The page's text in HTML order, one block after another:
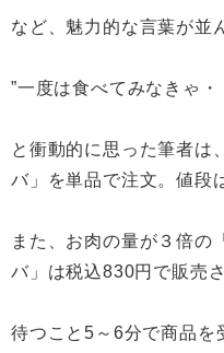
など、魅力的な言葉が並
”一度は食べてみなきゃ・
と衝動的に思った筆者は
バ」を単品で注文。値段
また、お肉の量が３倍の
バ」は税込830円で販売
待つこと5～6分で商品を